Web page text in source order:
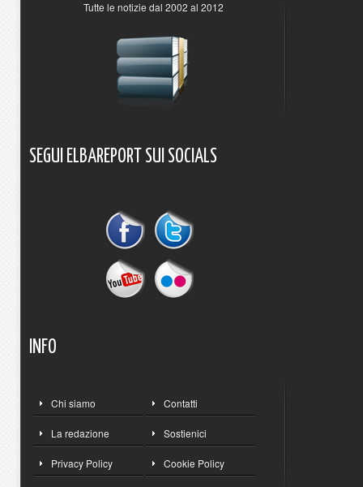
Tutte le notizie dal 2002 al 2012
SEGUI ELBAREPORT SUI SOCIALS
INFO
Chi siamo Contatti
La redazione Sostienici
Privacy Policy Cookie Policy